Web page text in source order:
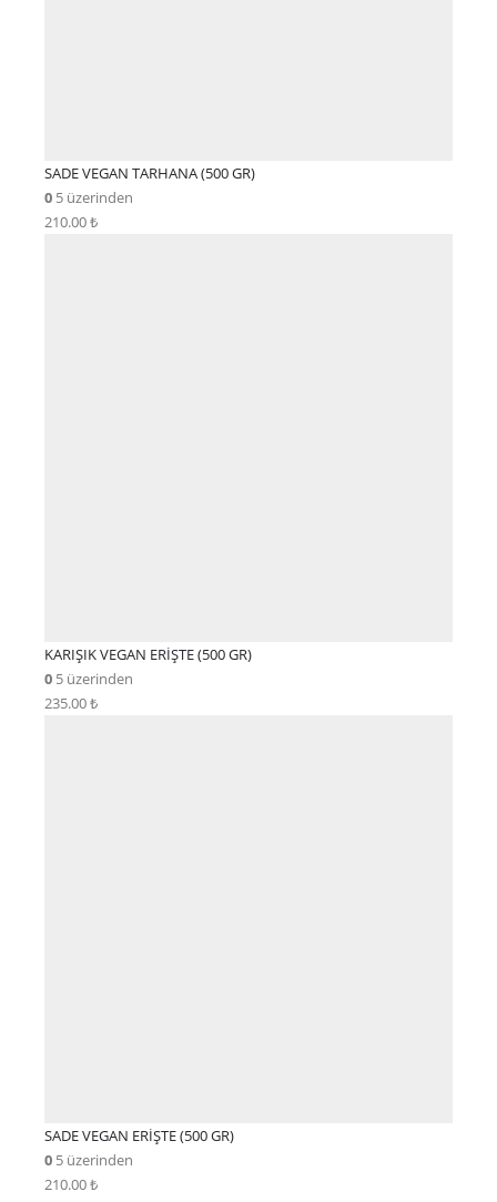
SADE VEGAN TARHANA (500 GR)
0 5 üzerinden
210.00₺
KARIŞIK VEGAN ERİŞTE (500 GR)
0 5 üzerinden
235.00₺
SADE VEGAN ERİŞTE (500 GR)
0 5 üzerinden
210.00₺